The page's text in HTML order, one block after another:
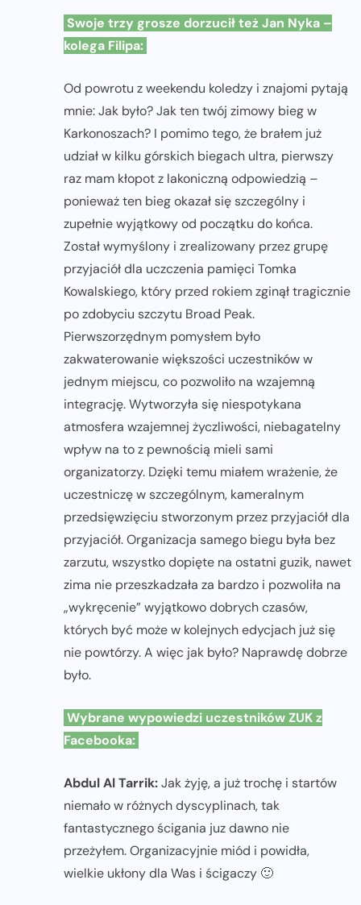
Swoje trzy grosze dorzucił też Jan Nyka –
kolega Filipa:
Od powrotu z weekendu koledzy i znajomi pytają
mnie: Jak było? Jak ten twój zimowy bieg w
Karkonoszach? I pomimo tego, że brałem już
udział w kilku górskich biegach ultra, pierwszy
raz mam kłopot z lakoniczną odpowiedzią –
ponieważ ten bieg okazał się szczególny i
zupełnie wyjątkowy od początku do końca.
Został wymyślony i zrealizowany przez grupę
przyjaciół dla uczczenia pamięci Tomka
Kowalskiego, który przed rokiem zginął tragicznie
po zdobyciu szczytu Broad Peak.
Pierwszorzędnym pomysłem było
zakwaterowanie większości uczestników w
jednym miejscu, co pozwoliło na wzajemną
integrację. Wytworzyła się niespotykana
atmosfera wzajemnej życzliwości, niebagatelny
wpływ na to z pewnością mieli sami
organizatorzy. Dzięki temu miałem wrażenie, że
uczestniczę w szczególnym, kameralnym
przedsięwzięciu stworzonym przez przyjaciół dla
przyjaciół. Organizacja samego biegu była bez
zarzutu, wszystko dopięte na ostatni guzik, nawet
zima nie przeszkadzała za bardzo i pozwoliła na
„wykręcenie” wyjątkowo dobrych czasów,
których być może w kolejnych edycjach już się
nie powtórzy. A więc jak było? Naprawdę dobrze
było.
Wybrane wypowiedzi uczestników ZUK z
Facebooka:
Abdul Al Tarrik:Jak żyję, a już trochę i startów
niemało w różnych dyscyplinach, tak
fantastycznego ścigania juz dawno nie
przeżyłem. Organizacyjnie miód i powidła,
wielkie ukłony dla Was i ścigaczy 🙂